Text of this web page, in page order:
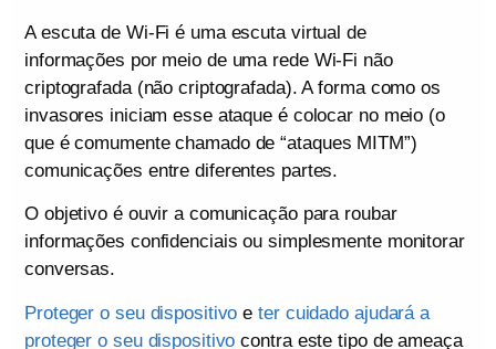
A escuta de Wi-Fi é uma escuta virtual de
informações por meio de uma rede Wi-Fi não
criptografada (não criptografada). A forma como os
invasores iniciam esse ataque é colocar no meio (o
que é comumente chamado de “ataques MITM”)
comunicações entre diferentes partes.
O objetivo é ouvir a comunicação para roubar
informações confidenciais ou simplesmente monitorar
conversas.
Proteger o seu dispositivo eter cuidado ajudará a
proteger o seu dispositivo contra este tipo de ameaça